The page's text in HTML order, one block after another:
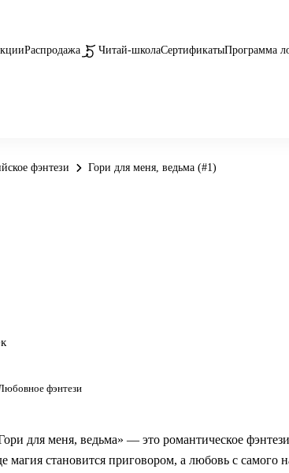
Распродажа Читай-школаСертификатыПрограмма
фэнтези Гори для меня, ведьма (#1)
фэнтези
для меня, ведьма» — это романтическое
магия становится приговором, а любовь с самого